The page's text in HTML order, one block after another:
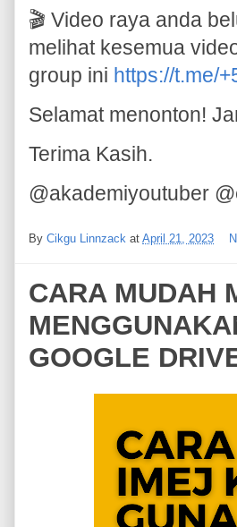
🎬 Video raya anda
melihat kesemua
group ini https://t.me/
Selamat menonton!
Terima Kasih.
@akademiyoutuber
By Cikgu Linnzack at April 21, 2023
CARA MUDAH
GOOGLE